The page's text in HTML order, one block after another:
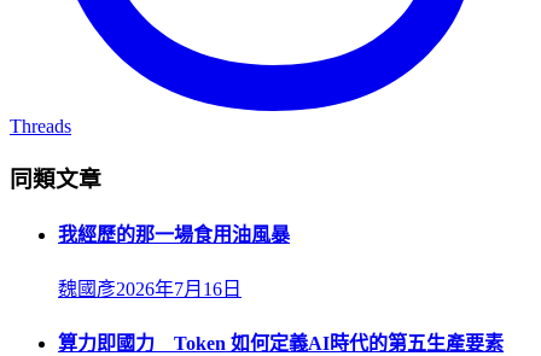
Threads
同類文章
我經歷的那一場食用油風暴
魏國彥2026年7月16日
算力即國力 Token 如何定義AI時代的第五生產要素